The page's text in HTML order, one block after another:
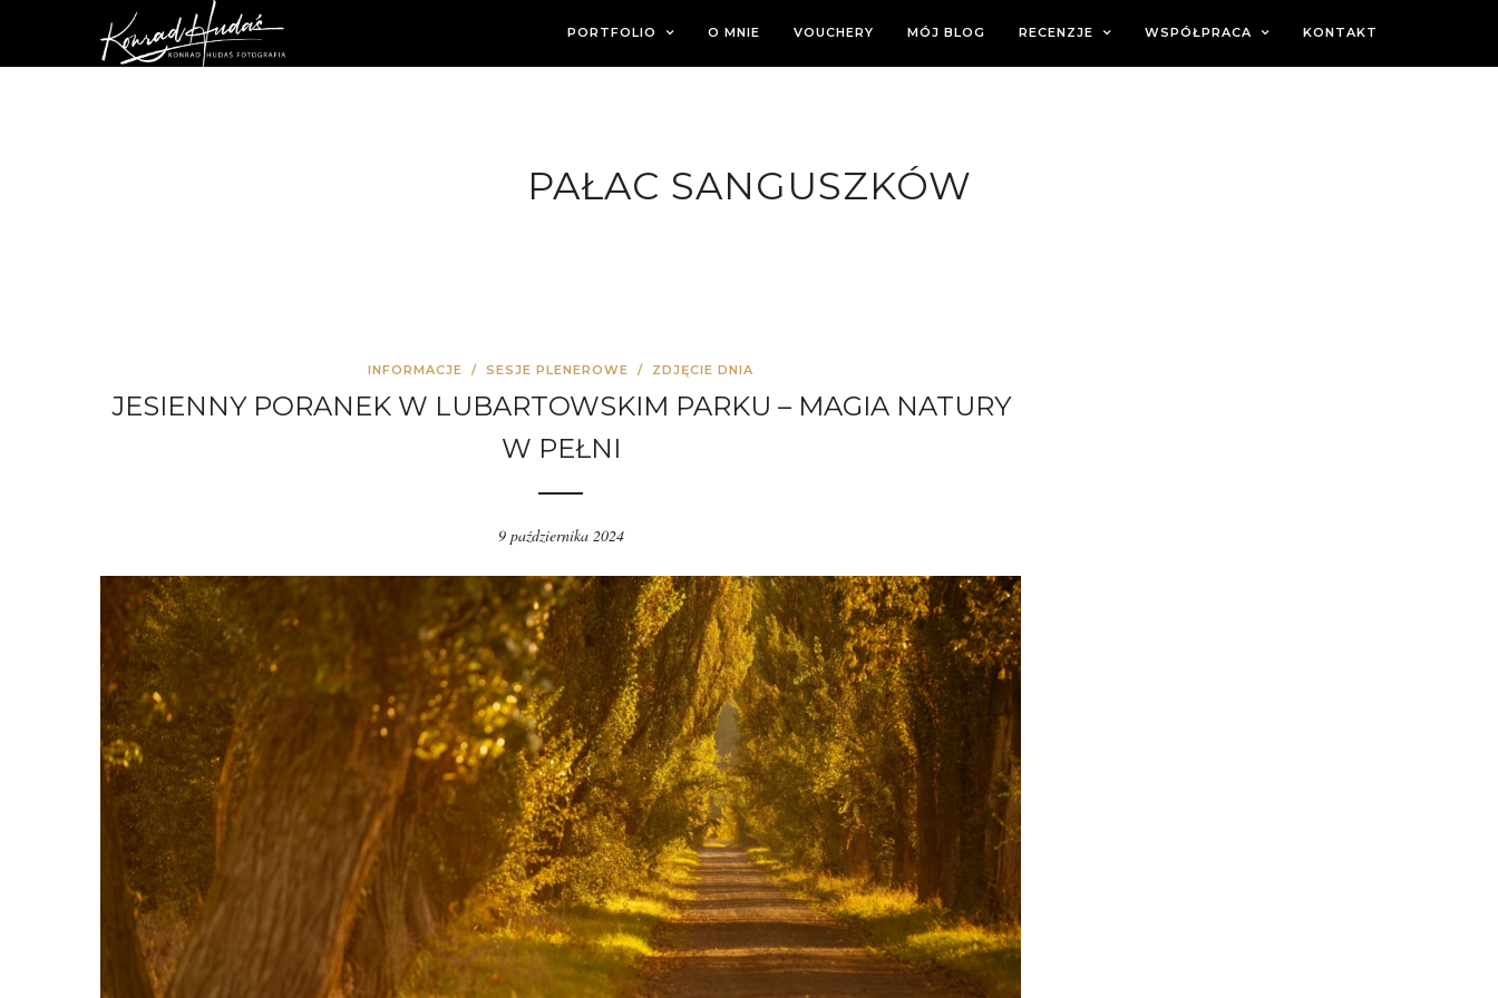
PORTFOLIO O MNIE VOUCHERY MÓJ BLOG RECENZJE WSPÓŁPRACA KONTAKT
PAŁAC SANGUSZKÓW
INFORMACJE /SESJE PLENEROWE / ZDJĘCIE DNIA
JESIENNY PORANEK W LUBARTOWSKIM PARKU – MAGIA NATURY
W PEŁNI
9 października 2024